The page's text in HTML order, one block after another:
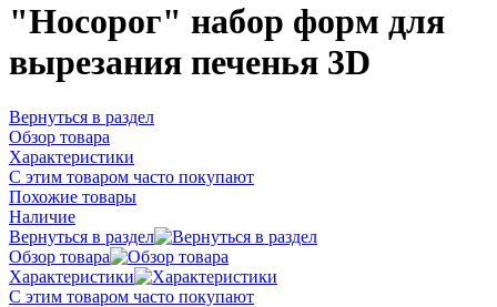
"Носорог" набор форм для
вырезания печенья 3D
Вернуться в раздел
Обзор товара
Характеристики
С этим товаром часто покупают
Похожие товары
Наличие
Вернуться в раздел
Обзор товара
Характеристики
С этим товаром часто покупают